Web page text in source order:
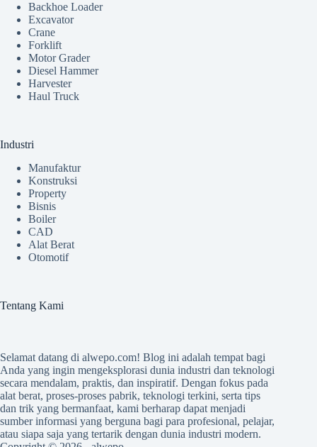
Backhoe Loader
Excavator
Crane
Forklift
Motor Grader
Diesel Hammer
Harvester
Haul Truck
Industri
Manufaktur
Konstruksi
Property
Bisnis
Boiler
CAD
Alat Berat
Otomotif
Tentang Kami
Selamat datang di alwepo.com! Blog ini adalah tempat bagi
Anda yang ingin mengeksplorasi dunia industri dan teknologi
secara mendalam, praktis, dan inspiratif. Dengan fokus pada
alat berat, proses-proses pabrik, teknologi terkini, serta tips
dan trik yang bermanfaat, kami berharap dapat menjadi
sumber informasi yang berguna bagi para profesional, pelajar,
atau siapa saja yang tertarik dengan dunia industri modern.